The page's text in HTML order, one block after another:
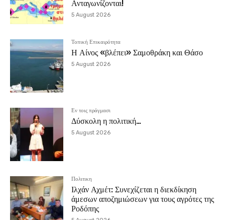
Ανταγωνίζονται!
5 August 2026
Τοπική Επικαιρότητα
Η Αίνος «βλέπει» Σαμοθράκη και Θάσο
5 August 2026
Εν τοις πράγμασι
Δύσκολη η πολιτική…
5 August 2026
Πολιτικη
Ιλχάν Αχμέτ: Συνεχίζεται η διεκδίκηση
άμεσων αποζημιώσεων για τους αγρότες της
Ροδόπης